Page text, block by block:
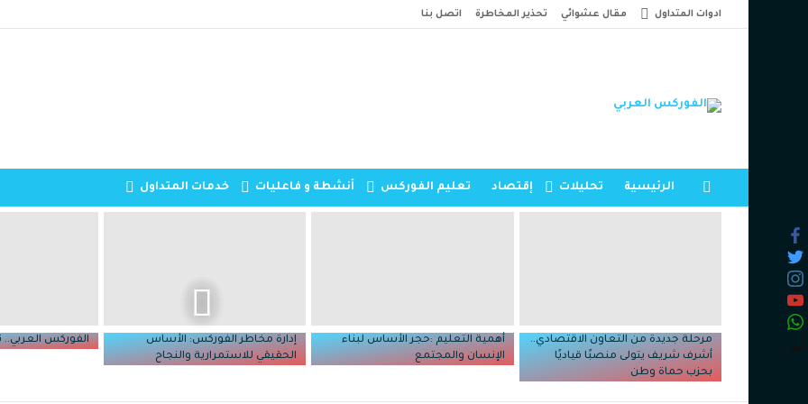
ادوات المتداول مقال عشوائي تحذير المخاطرة اتصل بنا
الرئيسية تحليلات إقتصاد تعليم الفوركس أنشطة و فاعليات خدمات المتداول
مرحلة جديدة من التعاون الاقتصادي..
أشرف شريف يتولى منصبًا قياديًا
بحزب حماة وطن
أهمية التعليم :حجر الأساس لبناء
الإنسان والمجتمع
إدارة مخاطر الفوركس: الأساس
الحقيقي للاستمرارية والنجاح
الفوركس